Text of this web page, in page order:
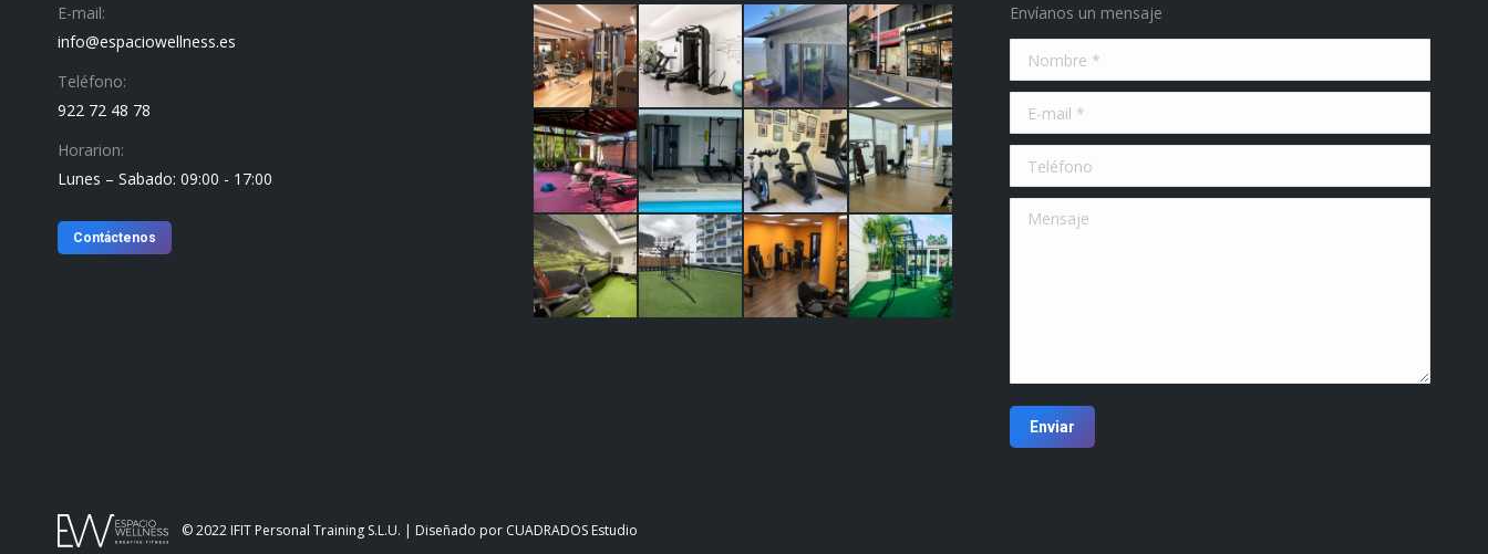
E-mail:
info@espaciowellness.es
Teléfono:
922 72 48 78
Horarion:
Lunes – Sabado: 09:00 - 17:00
Contáctenos
Envíanos un mensaje
Nombre *
E-mail *
Teléfono
Mensaje
Enviar
© 2022 IFIT Personal Training S.L.U. | Diseñado por CUADRADOS Estudio